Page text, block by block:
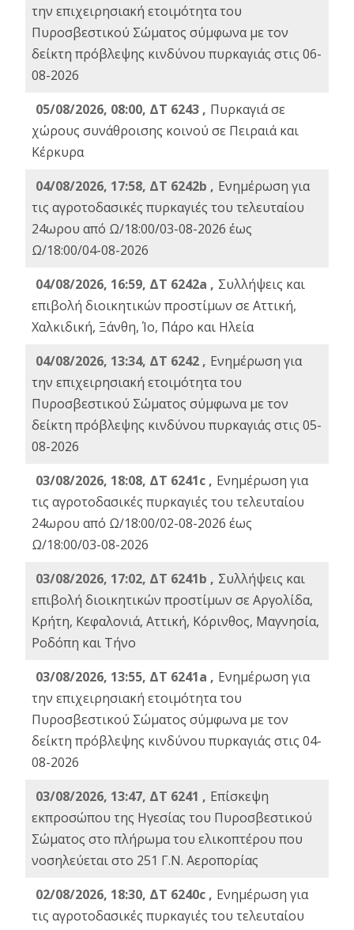
την επιχειρησιακή ετοιμότητα του
Πυροσβεστικού Σώματος σύμφωνα με τον
δείκτη πρόβλεψης κινδύνου πυρκαγιάς στις 06-
08-2026
05/08/2026, 08:00, ΔΤ 6243 , Πυρκαγιά σε
χώρους συνάθροισης κοινού σε Πειραιά και
Κέρκυρα
04/08/2026, 17:58, ΔΤ 6242b , Ενημέρωση για
τις αγροτοδασικές πυρκαγιές του τελευταίου
24ωρου από Ω/18:00/03-08-2026 έως
Ω/18:00/04-08-2026
04/08/2026, 16:59, ΔΤ 6242a , Συλλήψεις και
επιβολή διοικητικών προστίμων σε Αττική,
Χαλκιδική, Ξάνθη, Ίο, Πάρο και Ηλεία
04/08/2026, 13:34, ΔΤ 6242 , Ενημέρωση για
την επιχειρησιακή ετοιμότητα του
Πυροσβεστικού Σώματος σύμφωνα με τον
δείκτη πρόβλεψης κινδύνου πυρκαγιάς στις 05-
08-2026
03/08/2026, 18:08, ΔΤ 6241c , Ενημέρωση για
τις αγροτοδασικές πυρκαγιές του τελευταίου
24ωρου από Ω/18:00/02-08-2026 έως
Ω/18:00/03-08-2026
03/08/2026, 17:02, ΔΤ 6241b , Συλλήψεις και
επιβολή διοικητικών προστίμων σε Αργολίδα,
Κρήτη, Κεφαλονιά, Αττική, Κόρινθος, Μαγνησία,
Ροδόπη και Τήνο
03/08/2026, 13:55, ΔΤ 6241a , Ενημέρωση για
την επιχειρησιακή ετοιμότητα του
Πυροσβεστικού Σώματος σύμφωνα με τον
δείκτη πρόβλεψης κινδύνου πυρκαγιάς στις 04-
08-2026
03/08/2026, 13:47, ΔΤ 6241 , Επίσκεψη
εκπροσώπου της Ηγεσίας του Πυροσβεστικού
Σώματος στο πλήρωμα του ελικοπτέρου που
νοσηλεύεται στο 251 Γ.Ν. Αεροπορίας
02/08/2026, 18:30, ΔΤ 6240c , Ενημέρωση για
τις αγροτοδασικές πυρκαγιές του τελευταίου